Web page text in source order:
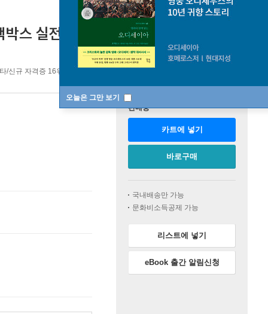
오늘은 그만 보기
스 실전고사 11회차
/신규 자격증 16위
판매중
카트에 넣기
바로구매
국내배송만 가능
문화비소득공제 가능
리스트에 넣기
eBook 출간 알림신청